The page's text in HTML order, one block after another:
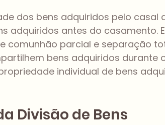
dos bens adquiridos pelo casal
adquiridos antes do casamento.
comunhão parcial e separação
bens adquiridos durante
individual de bens
Divisão de Bens